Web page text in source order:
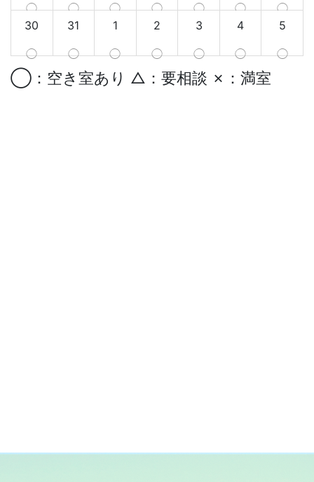
◯ ◯ ◯ ◯ ◯ ◯ ◯
30
◯
31
◯
1
◯
2
◯
3
◯
4
◯
5
◯
◯：空き室あり △：要相談 ✗：満室